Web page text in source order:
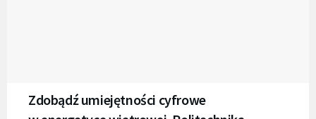
Zdobądź umiejętności cyfrowe